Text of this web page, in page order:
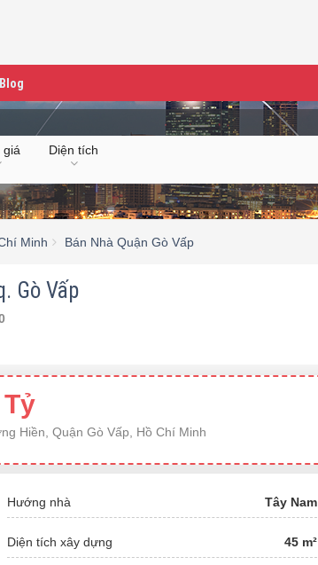
Blog
giá Diện tích
Minh Bán Nhà Quận Gò Vấp
Gò Vấp
Hiền, Quận Gò Vấp, Hồ Chí Minh
Hướng nhà Tây Nam
Diện tích xây dựng 45 m²